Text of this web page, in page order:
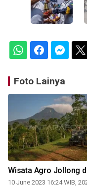
Foto Lainya
Wisata Agro Jollong
10 June 2023 16:24 WIB,